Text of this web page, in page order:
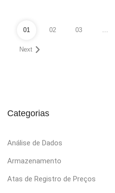
01 02 03 …
Next
Categorias
Análise de Dados
Armazenamento
Atas de Registro de Preços